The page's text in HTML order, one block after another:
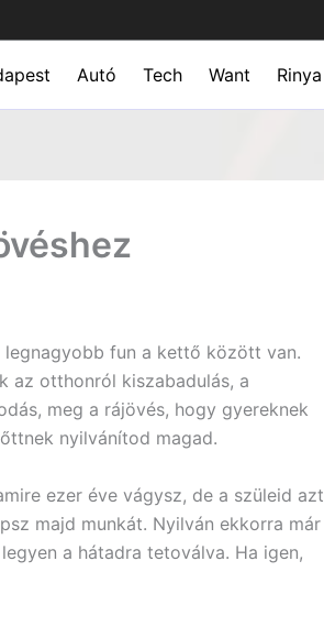
Autó Tech Want Rinya
fun a kettő között van.
az otthonról kiszabadulás, a
meg a rájövés, hogy gyereknek
nyilvánítod magad.
ezer éve vágysz, de a szüleid azt
majd munkát. Nyilván ekkorra már
a hátadra tetoválva. Ha igen,